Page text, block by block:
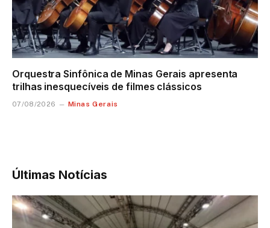
Orquestra Sinfônica de Minas Gerais apresenta
trilhas inesquecíveis de filmes clássicos
07/08/2026 Minas Gerais
Últimas Notícias